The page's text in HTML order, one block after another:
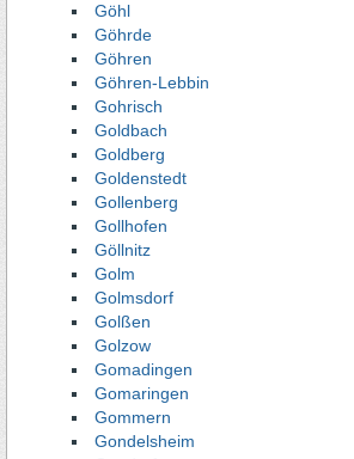
Göhl
Göhrde
Göhren
Göhren-Lebbin
Gohrisch
Goldbach
Goldberg
Goldenstedt
Gollenberg
Gollhofen
Göllnitz
Golm
Golmsdorf
Golßen
Golzow
Gomadingen
Gomaringen
Gommern
Gondelsheim